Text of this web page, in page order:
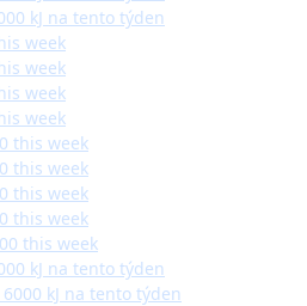
kJ na tento týden
week
week
week
week
this week
this week
this week
this week
this week
kJ na tento týden
6000 kJ na tento týden